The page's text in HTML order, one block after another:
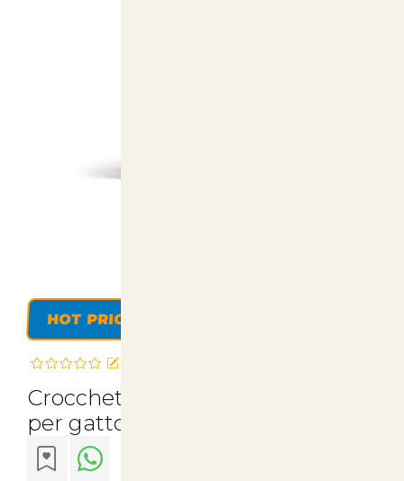
HOT PRICE
Crocchette royal canin kitten 36
per gatto 400 gr